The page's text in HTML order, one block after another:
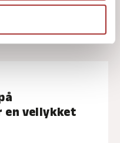
en vellykket